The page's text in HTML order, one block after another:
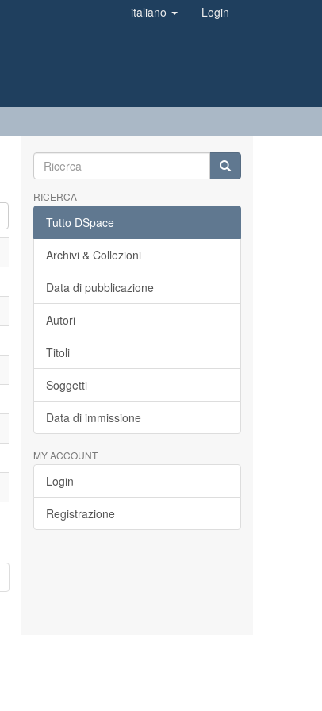
italiano Login
RICERCA
Tutto DSpace
Archivi & Collezioni
Data di pubblicazione
Autori
Titoli
Soggetti
Data di immissione
MY ACCOUNT
Login
Registrazione